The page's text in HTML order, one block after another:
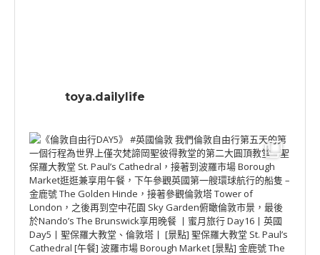
toya.dailylife